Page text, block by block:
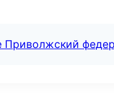
Приволжский